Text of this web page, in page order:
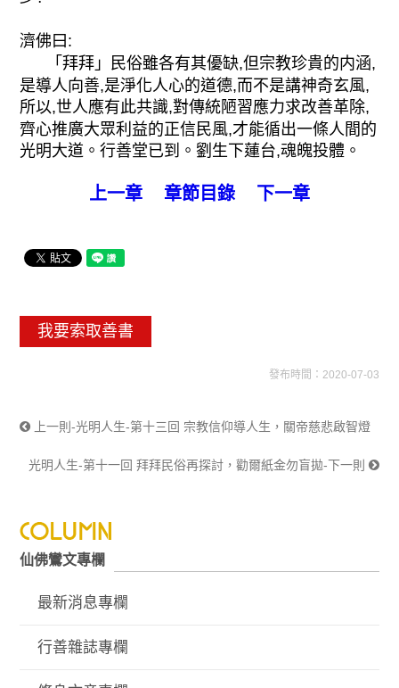
濟佛曰:
「拜拜」民俗雖各有其優缺,但宗教珍貴的内涵,
是導人向善,是淨化人心的道德,而不是講神奇玄風,
所以,世人應有此共識,對傳統陋習應力求改善革除,
齊心推廣大眾利益的正信民風,才能循出一條人間的
光明大道。行善堂已到。劉生下蓮台,魂魄投體。
上一章 章節目錄 下一章
我要索取善書
發布時間：2020-07-03
上一則-光明人生-第十三回 宗教信仰導人生，關帝慈悲啟智燈
光明人生-第十一回 拜拜民俗再探討，勸爾紙金勿盲拋-下一則
仙佛鸞文專欄
最新消息專欄
行善雜誌專欄